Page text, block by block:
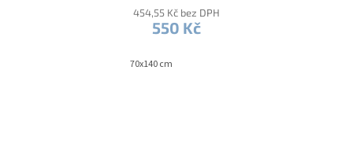
454,55 Kč bez DPH
550 Kč
70x140 cm